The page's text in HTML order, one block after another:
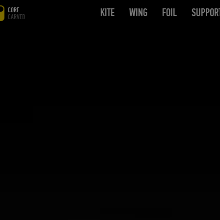
CORE
CARVED
KITE OPEN SUBMENU
WING OPEN SUBMENU
FOIL OPEN